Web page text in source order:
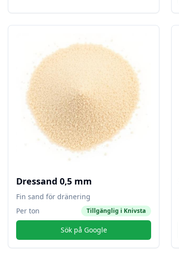
Dressand 0,5 mm
Fin sand för dränering
Per ton
Tillgänglig i Knivsta
Sök på Google